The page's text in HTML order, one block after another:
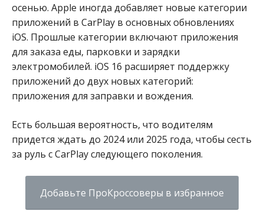
осенью. Apple иногда добавляет новые категории
приложений в CarPlay в основных обновлениях
iOS. Прошлые категории включают приложения
для заказа еды, парковки и зарядки
электромобилей. iOS 16 расширяет поддержку
приложений до двух новых категорий:
приложения для заправки и вождения.
Есть большая вероятность, что водителям
придется ждать до 2024 или 2025 года, чтобы сесть
за руль с CarPlay следующего поколения.
Добавьте ПроКроссоверы в избранное